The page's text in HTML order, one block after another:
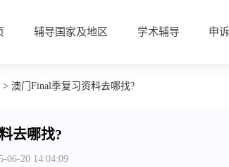
辅导国家及地区 学术辅导 申
> 澳门Final季复习资料去哪找?
去哪找?
06-20 14:04:09